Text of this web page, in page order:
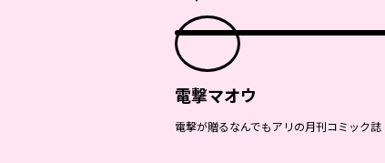
電撃マオウ
電撃が贈るなんでもアリの月刊コミック誌